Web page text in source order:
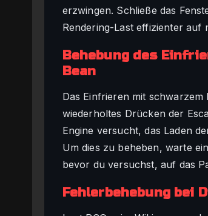
erzwingen. Schließe das
Rendering-Last effizienter
Behebung des
Bean
Das Einfrieren mit
wiederholtes Drücken der
Engine versucht, das Laden
Um dies zu beheben, warte
bevor du versuchst, auf das
Fehlerbehebung bei